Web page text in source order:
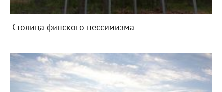
Столица финского пессимизма